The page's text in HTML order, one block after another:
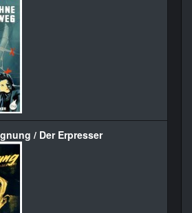
/ Der Erpresser